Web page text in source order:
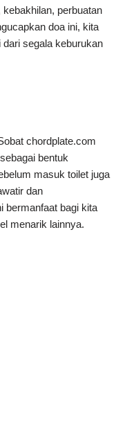
perbuatan
doa ini, kita
dari segala keburukan
chordplate.com
bentuk
masuk toilet juga
dan
bermanfaat bagi kita
menarik lainnya.